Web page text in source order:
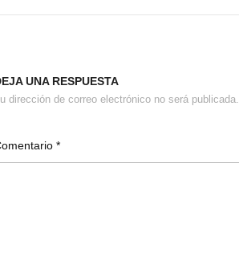
UNA RESPUESTA
dirección de correo electrónico no será publicada.
*